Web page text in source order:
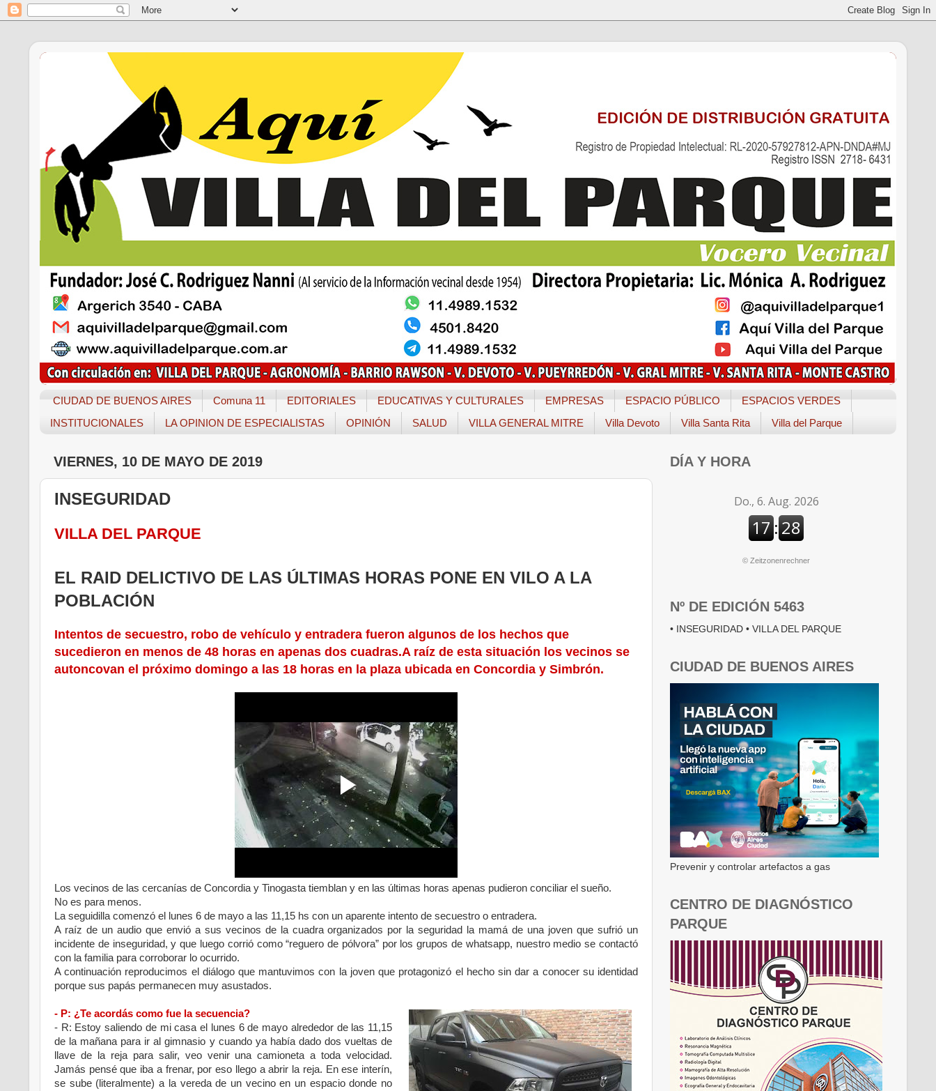
CIUDAD DE BUENOS AIRES Comuna 11 EDITORIALES EDUCATIVAS Y CULTURALES EMPRESAS ESPACIO PÚBLICO
ESPACIOS VERDES
INSTITUCIONALES
LA OPINION DE ESPECIALISTAS OPINIÓN SALUD VILLA GENERAL MITRE Villa Devoto Villa Santa Rita Villa del Parque
VIERNES, 10 DE MAYO DE 2019
INSEGURIDAD
VILLA DEL PARQUE
EL RAID DELICTIVO DE LAS ÚLTIMAS HORAS PONE EN VILO A LA
POBLACIÓN
Intentos de secuestro, robo de vehículo y entradera fueron algunos de los hechos que
sucedieron en menos de 48 horas en apenas dos cuadras.A raíz de esta situación los vecinos se
autoncovan el próximo domingo a las 18 horas en la plaza ubicada en Concordia y Simbrón.
Los vecinos de las cercanías de Concordia y Tinogasta tiemblan y en las últimas horas apenas pudieron conciliar el sueño.
No es para menos.
La seguidilla comenzó el lunes 6 de mayo a las 11,15 hs con un aparente intento de secuestro o entradera.
A raíz de un audio que envió a sus vecinos de la cuadra organizados por la seguridad la mamá de una joven que sufrió un
incidente de inseguridad, y que luego corrió como “reguero de pólvora” por los grupos de whatsapp, nuestro medio se contactó
con la familia para corroborar lo ocurrido.
A continuación reproducimos el diálogo que mantuvimos con la joven que protagonizó el hecho sin dar a conocer su identidad
porque sus papás permanecen muy asustados.
- P: ¿Te acordás como fue la secuencia?
- R: Estoy saliendo de mi casa el lunes 6 de mayo alrededor de las 11,15
de la mañana para ir al gimnasio y cuando ya había dado dos vueltas de
llave de la reja para salir, veo venir una camioneta a toda velocidad.
Jamás pensé que iba a frenar, por eso llego a abrir la reja. En ese interín,
se sube (literalmente) a la vereda de un vecino en un espacio donde no
DÍA Y HORA
© Zeitzonenrechner
Nº DE EDICIÓN 5463
• INSEGURIDAD • VILLA DEL PARQUE
CIUDAD DE BUENOS AIRES
Prevenir y controlar artefactos a gas
CENTRO DE DIAGNÓSTICO
PARQUE